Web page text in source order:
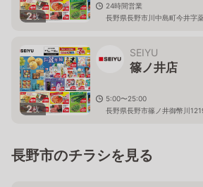
2枚
24時間営業
長野県長野市川中島町今井字
2枚
SEIYU
篠ノ井店
5:00〜25:00
長野県長野市篠ノ井御幣川
長野市のチラシを見る